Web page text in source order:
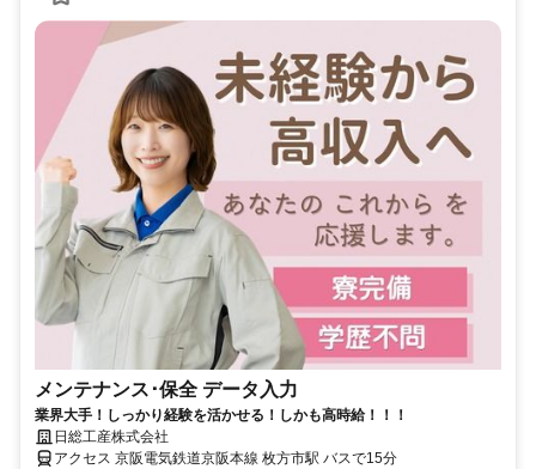
メンテナンス･保全 データ入力
業界大手！しっかり経験を活かせる！しかも高時給！！！
日総工産株式会社
アクセス 京阪電気鉄道京阪本線 枚方市駅 バスで15分